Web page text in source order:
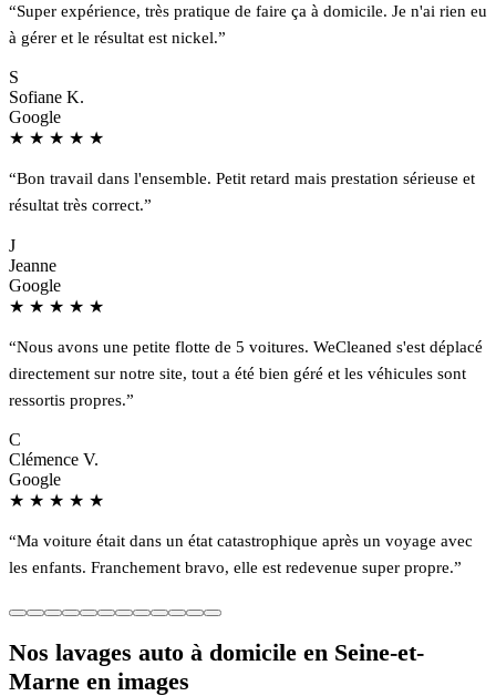
“Super expérience, très pratique de faire ça à domicile. Je n'ai rien eu
à gérer et le résultat est nickel.”
S
Sofiane K.
Google
★ ★ ★ ★ ★
“Bon travail dans l'ensemble. Petit retard mais prestation sérieuse et
résultat très correct.”
J
Jeanne
Google
★ ★ ★ ★ ★
“Nous avons une petite flotte de 5 voitures. WeCleaned s'est déplacé
directement sur notre site, tout a été bien géré et les véhicules sont
ressortis propres.”
C
Clémence V.
Google
★ ★ ★ ★ ★
“Ma voiture était dans un état catastrophique après un voyage avec
les enfants. Franchement bravo, elle est redevenue super propre.”
Nos lavages auto à domicile en Seine-et-
Marne en images